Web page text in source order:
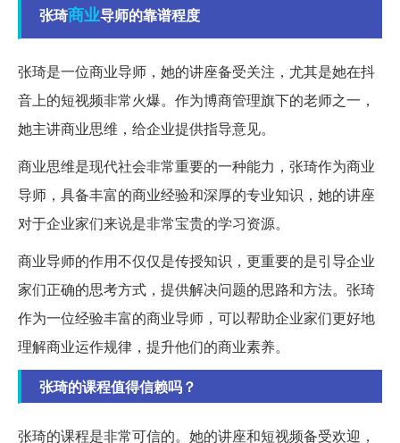
张琦商业导师的靠谱程度
张琦是一位商业导师，她的讲座备受关注，尤其是她在抖
音上的短视频非常火爆。作为博商管理旗下的老师之一，
她主讲商业思维，给企业提供指导意见。
商业思维是现代社会非常重要的一种能力，张琦作为商业
导师，具备丰富的商业经验和深厚的专业知识，她的讲座
对于企业家们来说是非常宝贵的学习资源。
商业导师的作用不仅仅是传授知识，更重要的是引导企业
家们正确的思考方式，提供解决问题的思路和方法。张琦
作为一位经验丰富的商业导师，可以帮助企业家们更好地
理解商业运作规律，提升他们的商业素养。
张琦的课程值得信赖吗？
张琦的课程是非常可信的。她的讲座和短视频备受欢迎，